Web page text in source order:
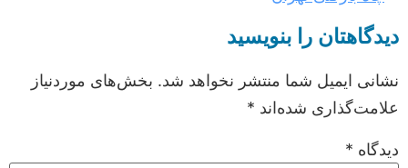
دیدگاهتان را بنویسید
نشانی ایمیل شما منتشر نخواهد شد. بخش‌های موردنیاز
علامت‌گذاری شده‌اند *
دیدگاه *